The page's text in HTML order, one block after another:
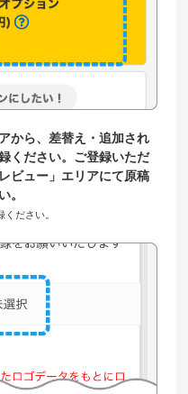
から、差替え・追加され
ください。ご登録いただ
ビュー」エリアにて原稿
。
ださい。